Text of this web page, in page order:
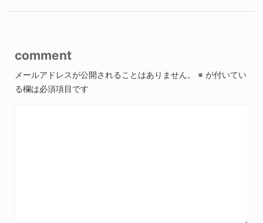
comment
メールアドレスが公開されることはありません。 ※ が付いてい
る欄は必須項目です